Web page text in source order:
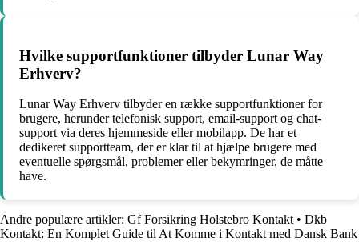
Hvilke supportfunktioner tilbyder Lunar Way
Erhverv?
Lunar Way Erhverv tilbyder en række supportfunktioner for
brugere, herunder telefonisk support, email-support og chat-
support via deres hjemmeside eller mobilapp. De har et
dedikeret supportteam, der er klar til at hjælpe brugere med
eventuelle spørgsmål, problemer eller bekymringer, de måtte
have.
Andre populære artikler: Gf Forsikring Holstebro Kontakt• Dkb
Kontakt: En Komplet Guide til At Komme i Kontakt med Dansk Bank